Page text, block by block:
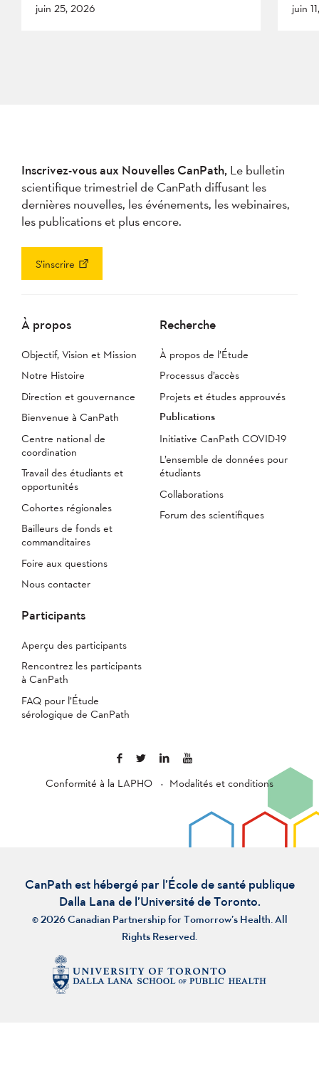
juin 25, 2026 juin
Inscrivez-vous aux Nouvelles CanPath, Le bulletin
scientifique trimestriel de CanPath diffusant les
dernières nouvelles, les événements, les webinaires,
les publications et plus encore.
S’inscrire
À propos
Objectif, Vision et Mission
Notre Histoire
Direction et gouvernance
Bienvenue à CanPath
Centre national de
coordination
Travail des étudiants et
opportunités
Cohortes régionales
Bailleurs de fonds et
commanditaires
Foire aux questions
Nous contacter
Recherche
À propos de l’Étude
Processus d’accès
Projets et études approuvés
Publications
Initiative CanPath COVID-19
L’ensemble de données pour
étudiants
Collaborations
Forum des scientifiques
Participants
Aperçu des participants
Rencontrez les participants
à CanPath
FAQ pour l’Étude
sérologique de CanPath
Conformité à la LAPHO Modalités et conditions
CanPath est hébergé par l’École de santé publique
Dalla Lana de l’Université de Toronto.
© 2026 Canadian Partnership for Tomorrow’s Health. All
Rights Reserved.